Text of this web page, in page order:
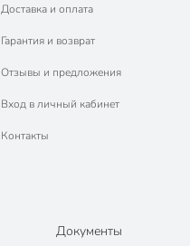
Доставка и оплата
Гарантия и возврат
Отзывы и предложения
Вход в личный кабинет
Контакты
Документы